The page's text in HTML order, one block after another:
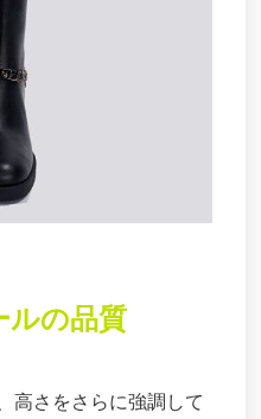
ルの品質
高さをさらに強調して